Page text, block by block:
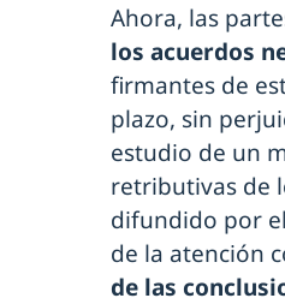
Ahora, las
los acuerdos
firmantes de
plazo, sin
estudio de un
retributivas de
difundido por
de la atención
de las